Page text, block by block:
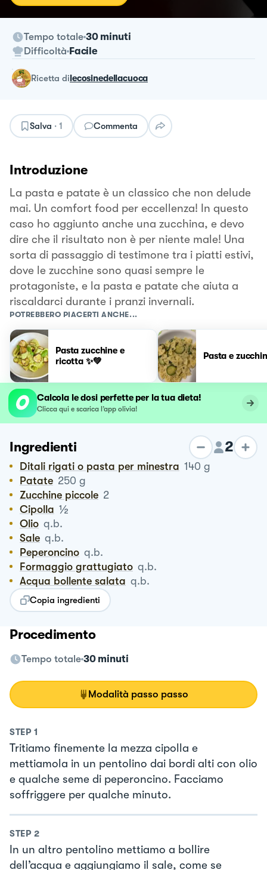
Tempo totale 30 minuti
Difficoltà Facile
ricetta dilecosinedellacuoca
Salva · 1 Commenta
Introduzione
La pasta e patate è un classico che non delude
mai. Un comfort food per eccellenza! In questo
caso ho aggiunto anche una zucchina, e devo
dire che il risultato non è per niente male! Una
sorta di passaggio di testimone tra i piatti estivi,
dove le zucchine sono quasi sempre le
protagoniste, e la pasta e patate che aiuta a
riscaldarci durante i pranzi invernali.
POTREBBERO PIACERTI ANCHE...
Pasta zucchine e
ricotta ✨💚
Pasta e
Calcola le dosi perfette per la tua dieta!
Clicca qui e scarica l’app olivia!
Ingredienti 2
Ditali rigati o pasta per minestra 140 g
Patate 250 g
Zucchine piccole 2
Cipolla ½
Olio q.b.
Sale q.b.
Peperoncino q.b.
Formaggio grattugiato q.b.
Acqua bollente salata q.b.
Copia ingredienti
Procedimento
Tempo totale 30 minuti
Modalità passo passo
STEP 1
Tritiamo finemente la mezza cipolla e
mettiamola in un pentolino dai bordi alti con olio
e qualche seme di peperoncino. Facciamo
soffriggere per qualche minuto.
STEP 2
In un altro pentolino mettiamo a bollire
dell’acqua e aggiungiamo il sale, come se